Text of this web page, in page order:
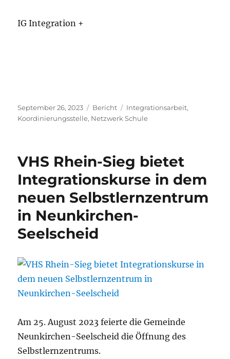
IG Integration +
Veröffentlicht
am
September 26, 2023 Kategorien
Bericht Schlagwörter
Integrationsarbeit,
Koordinierungsstelle, Netzwerk Schule
VHS Rhein-Sieg bietet
Integrationskurse in dem
neuen Selbstlernzentrum
in Neunkirchen-
Seelscheid
Am 25. August 2023 feierte die Gemeinde
Neunkirchen-Seelscheid die Öffnung des
Selbstlernzentrums.